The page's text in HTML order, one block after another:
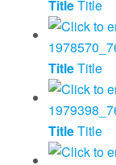
TitleTitle
TitleTitle
TitleTitle